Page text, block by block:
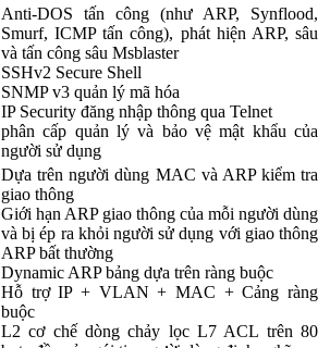
Anti-DOS tấn công (như ARP, Synflood,
Smurf, ICMP tấn công), phát hiện ARP, sâu
và tấn công sâu Msblaster
SSHv2 Secure Shell
SNMP v3 quản lý mã hóa
IP Security đăng nhập thông qua Telnet
phân cấp quản lý và bảo vệ mật khẩu của
người sử dụng
Dựa trên người dùng MAC và ARP kiểm tra
giao thông
Giới hạn ARP giao thông của mỗi người dùng
và bị ép ra khỏi người sử dụng với giao thông
ARP bất thường
Dynamic ARP bảng dựa trên ràng buộc
Hỗ trợ IP + VLAN + MAC + Cảng ràng
buộc
L2 cơ chế dòng chảy lọc L7 ACL trên 80